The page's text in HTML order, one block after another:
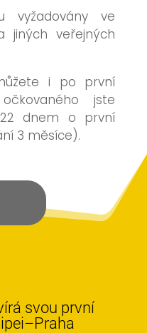
vyžadovány ve
jiných veřejných
i po první
jste
dnem o první
3 měsíce).
svou první